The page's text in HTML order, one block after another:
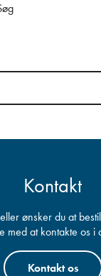
Kontakt
ønsker du at
med at kontakte os i
Kontakt os